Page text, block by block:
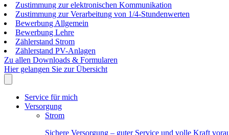
Zustimmung zur elektronischen Kommunikation
Zustimmung zur Verarbeitung von 1/4-Stundenwerten
Bewerbung Allgemein
Bewerbung Lehre
Zählerstand Strom
Zählerstand PV-Anlagen
Zu allen Downloads & Formularen
Hier gelangen Sie zur Übersicht
Service für mich
Versorgung
Strom
Sichere Versorgung – guter Service und volle Kraft